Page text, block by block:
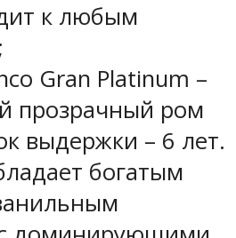
к любым
Gran Platinum –
прозрачный ром
выдержки – 6 лет.
богатым